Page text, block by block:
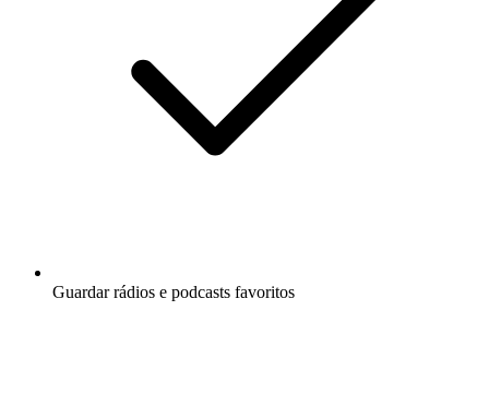
Guardar rádios e podcasts favoritos